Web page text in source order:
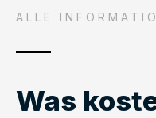
ALLE
Was